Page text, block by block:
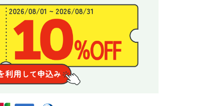
2026/08/01 ~ 2026/08/31